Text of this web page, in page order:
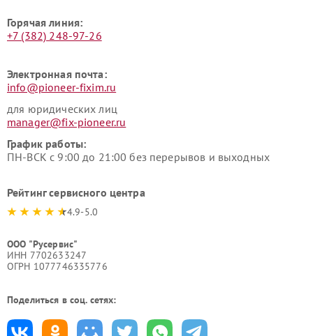
Горячая линия:
+7 (382) 248-97-26
Электронная почта:
info@pioneer-fixim.ru
для юридических лиц
manager@fix-pioneer.ru
График работы:
ПН-ВСК с 9:00 до 21:00 без перерывов и выходных
Рейтинг сервисного центра
4.9-5.0
ООО "Русервис"
ИНН 7702633247
ОГРН 1077746335776
Поделиться в соц. сетях: